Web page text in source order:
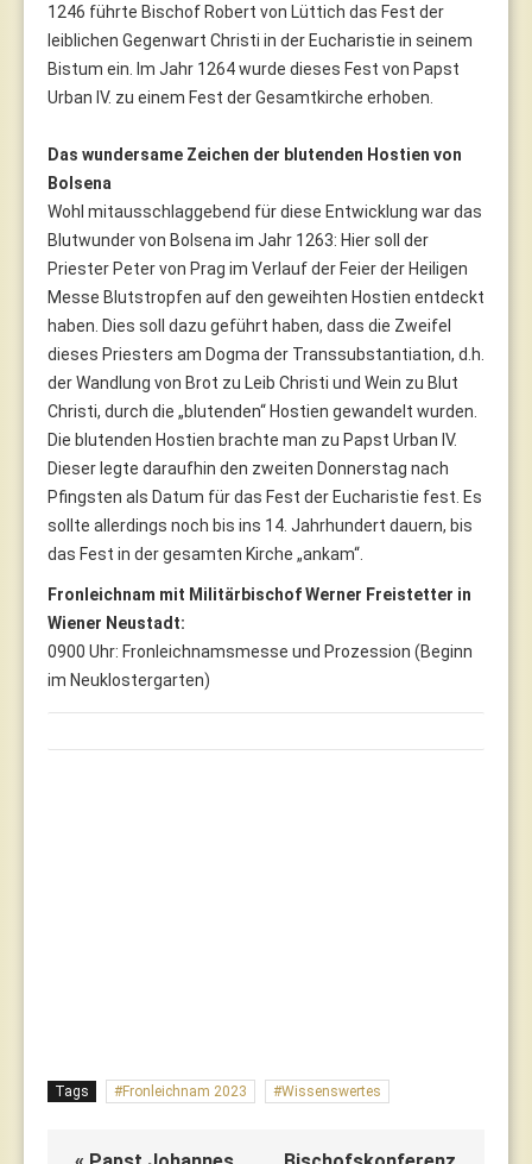
1246 führte Bischof Robert von Lüttich das Fest der
leiblichen Gegenwart Christi in der Eucharistie in seinem
Bistum ein. Im Jahr 1264 wurde dieses Fest von Papst
Urban IV. zu einem Fest der Gesamtkirche erhoben.
Das wundersame Zeichen der blutenden Hostien von
Bolsena
Wohl mitausschlaggebend für diese Entwicklung war das
Blutwunder von Bolsena im Jahr 1263: Hier soll der
Priester Peter von Prag im Verlauf der Feier der Heiligen
Messe Blutstropfen auf den geweihten Hostien entdeckt
haben. Dies soll dazu geführt haben, dass die Zweifel
dieses Priesters am Dogma der Transsubstantiation, d.h.
der Wandlung von Brot zu Leib Christi und Wein zu Blut
Christi, durch die „blutenden“ Hostien gewandelt wurden.
Die blutenden Hostien brachte man zu Papst Urban IV.
Dieser legte daraufhin den zweiten Donnerstag nach
Pfingsten als Datum für das Fest der Eucharistie fest. Es
sollte allerdings noch bis ins 14. Jahrhundert dauern, bis
das Fest in der gesamten Kirche „ankam“.
Fronleichnam mit Militärbischof Werner Freistetter in
Wiener Neustadt:
0900 Uhr: Fronleichnamsmesse und Prozession (Beginn
im Neuklostergarten)
Tags Fronleichnam 2023 Wissenswertes